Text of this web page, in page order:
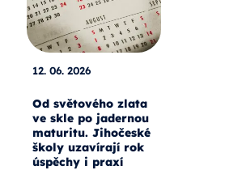
12. 06. 2026
Od světového zlata
ve skle po jadernou
maturitu. Jihočeské
školy uzavírají rok
úspěchy i praxí